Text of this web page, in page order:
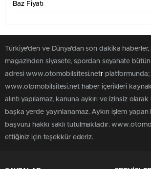
Baz Fiyatı
Türkiye'den ve Dünya’dan son dakika haberler,
magazinden siyasete, spordan seyahate bütün
adresi www.otomobilsitesi.netr platformunda;
www.otomobilsitesi.net haber içerikleri
alıntı yapılamaz, kanuna aykırı ve izinsiz
başka yerde yayınlanamaz. Aykırı işlem
başvuru hakkı saklı tutulmaktadır.
ettiğiniz için teşekkür ederiz.